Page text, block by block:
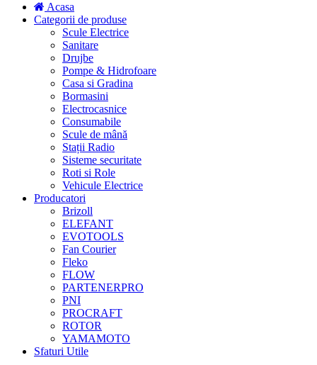
Acasa
Categorii de produse
Scule Electrice
Sanitare
Drujbe
Pompe & Hidrofoare
Casa si Gradina
Bormasini
Electrocasnice
Consumabile
Scule de mână
Stații Radio
Sisteme securitate
Roti si Role
Vehicule Electrice
Producatori
Brizoll
ELEFANT
EVOTOOLS
Fan Courier
Fleko
FLOW
PARTENERPRO
PNI
PROCRAFT
ROTOR
YAMAMOTO
Sfaturi Utile